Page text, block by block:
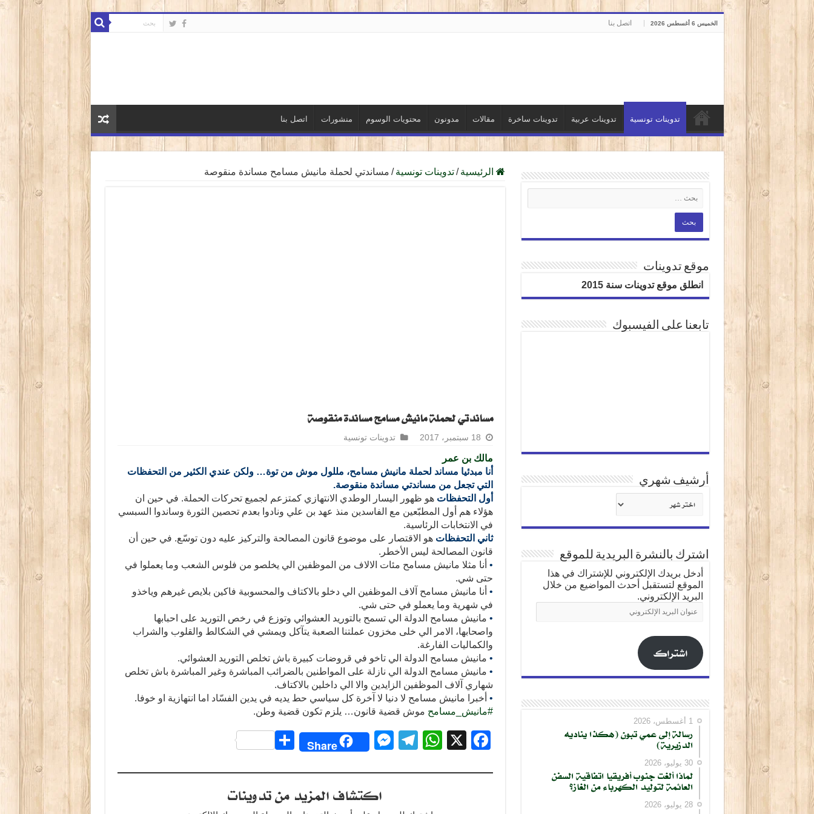
الخميس 6 أغسطس 2026 اتصل بنا
تدوينات تونسية تدوينات عربية تدوينات ساخرة مقالات مدونون محتويات الوسوم منشورات اتصل بنا
الرئيسية / تدوينات تونسية / مساندتي لحملة مانيش مسامح مساندة منقوصة
مساندتي لحملة مانيش مسامح مساندة منقوصة
18 سبتمبر، 2017 تدوينات تونسية
مالك بن عمر
أنا مبدئيا مساند لحملة مانيش مسامح، مللول موش من توة… ولكن عندي الكثير من التحفظات
التي تجعل من مساندتي مساندة منقوصة.
أول التحفظات هو ظهور اليسار الوطدي الانتهازي كمتزعم لجميع تحركات الحملة. في حين ان
هؤلاء هم أول المطبّعين مع الفاسدين منذ عهد بن علي ونادوا بعدم تحصين الثورة وساندوا السبسي
في الانتخابات الرئاسية.
ثاني التحفظات هو الاقتصار على موضوع قانون المصالحة والتركيز عليه دون توسّع. في حين أن
قانون المصالحة ليس الأخطر.
• أنا مثلا مانيش مسامح مئات الالاف من الموظفين الي يخلصو من فلوس الشعب وما يعملوا في
حتى شي.
• أنا مانيش مسامح آلاف الموظفين الي دخلو بالاكتاف والمحسوبية فاكين بلايص غيرهم وياخذو
في شهرية وما يعملو في حتى شي.
• مانيش مسامح الدولة الي تسمح بالتوريد العشوائي وتوزع في رخص التوريد على احبابها
واصحابها، الامر الي خلى مخزون عملتنا الصعبة يتآكل ويمشي في الشكالط والقلوب والشراب
والكماليات الفارغة.
• مانيش مسامح الدولة الي تاخو في قروضات كبيرة باش تخلص التوريد العشوائي.
• مانيش مسامح الدولة الي نازلة على المواطنين بالضرائب المباشرة وغير المباشرة باش تخلص
شهاري آلاف الموظفين الزايدين والا الي داخلين بالاكتاف.
• أخبرا مانيش مسامح لا دنيا لا آخرة كل سياسي حط يديه في يدين الفسّاد اما انتهازية او خوفا.
#مانيش_مسامح موش قضية قانون… يلزم تكون قضية وطن.
F
c
X
W
at
T
e
gr
M
ss
e
Share
ar
e
اكتشاف المزيد من تدوينات
موقع تدوينات
انطلق موقع تدوينات سنة 2015
تابعنا على الفيسبوك
أرشيف شهري
شهري
اشترك بالنشرة البريدية للموقع
أدخل بريدك الإلكتروني للإشتراك في هذا
الموقع لتستقبل أحدث المواضيع من خلال
البريد الإلكتروني.
عنوان
البريد
اشتراك
1 أغسطس، 2026
رسالة إلى عمي تبون (هكذا يناديه
الدزيرية)
30 يوليو، 2026
لماذا ألغت جنوب أفريقيا اتفاقية السفن
العائمة لتوليد الكهرباء من الغاز؟
28 يوليو، 2026